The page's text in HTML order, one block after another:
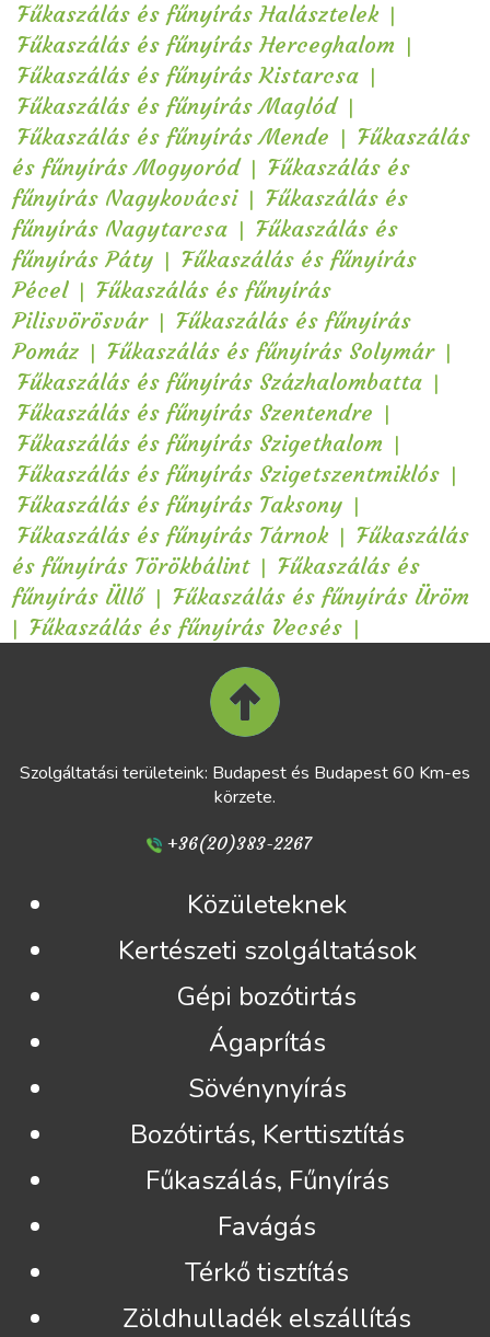
Fűkaszálás és fűnyírás Halásztelek |
Fűkaszálás és fűnyírás Herceghalom |
Fűkaszálás és fűnyírás Kistarcsa |
Fűkaszálás és fűnyírás Maglód |
Fűkaszálás és fűnyírás Mende | Fűkaszálás
és fűnyírás Mogyoród | Fűkaszálás és
fűnyírás Nagykovácsi | Fűkaszálás és
fűnyírás Nagytarcsa | Fűkaszálás és
fűnyírás Páty | Fűkaszálás és fűnyírás
Pécel | Fűkaszálás és fűnyírás
Pilisvörösvár | Fűkaszálás és fűnyírás
Pomáz | Fűkaszálás és fűnyírás Solymár |
Fűkaszálás és fűnyírás Százhalombatta |
Fűkaszálás és fűnyírás Szentendre |
Fűkaszálás és fűnyírás Szigethalom |
Fűkaszálás és fűnyírás Szigetszentmiklós |
Fűkaszálás és fűnyírás Taksony |
Fűkaszálás és fűnyírás Tárnok | Fűkaszálás
és fűnyírás Törökbálint | Fűkaszálás és
fűnyírás Üllő | Fűkaszálás és fűnyírás Üröm
| Fűkaszálás és fűnyírás Vecsés |
Szolgáltatási területeink: Budapest és Budapest 60 Km-es
körzete.
+36(20)383-2267
Közületeknek
Kertészeti szolgáltatások
Gépi bozótirtás
Ágaprítás
Sövénynyírás
Bozótirtás, Kerttisztítás
Fűkaszálás, Fűnyírás
Favágás
Térkő tisztítás
Zöldhulladék elszállítás